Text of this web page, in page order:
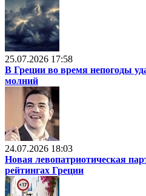
25.07.2026 17:58
В Греции во время непогоды
молний
24.07.2026 18:03
Новая левопатриотическая
рейтингах Греции